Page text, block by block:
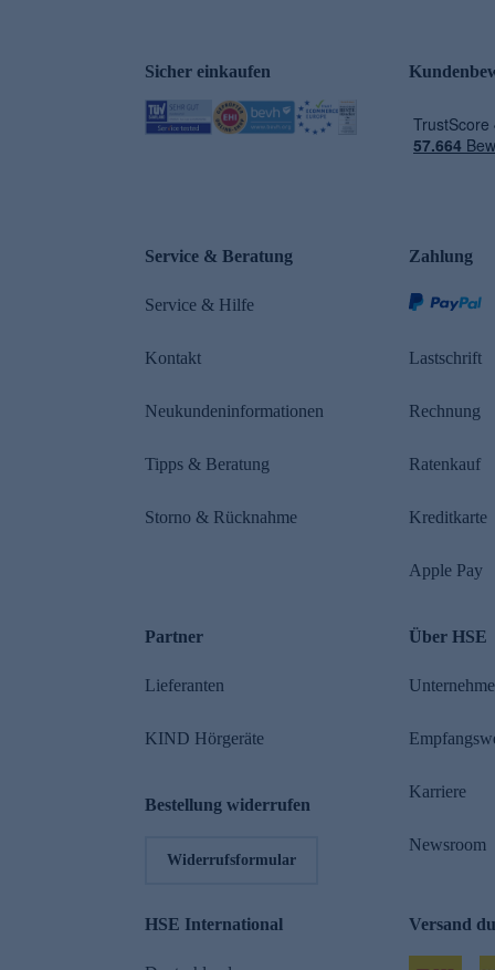
Sicher einkaufen
Service & Beratung
Service & Hilfe
Kontakt
Neukundeninformationen
Tipps & Beratung
Storno & Rücknahme
Zahlung
Lastschrift
Rechnung
Ratenkauf
Kreditkarte
Apple Pay
Partner
Lieferanten
KIND Hörgeräte
Bestellung widerrufen
Widerrufsformular
Über HSE
Karriere
Newsroom
HSE International Versand